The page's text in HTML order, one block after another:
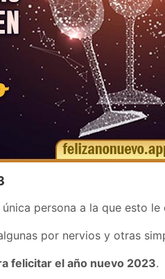
persona a la que esto le
por nervios y otras
felicitar el año nuevo 2023.